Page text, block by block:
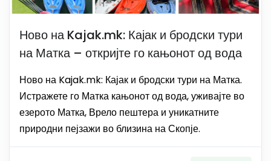
Ново на Kajak.mk: Кајак и бродски тури
на Матка – откријте го кањонот од вода
Ново на Kajak.mk: Кајак и бродски тури на Матка.
Истражете го Матка кањонот од вода, уживајте во
езерото Матка, Врело пештера и уникатните
природни пејзажи во близина на Скопје.